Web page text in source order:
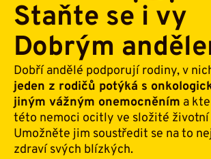
Staňte se i vy
Dobrým
Dobří andělé podporují rodiny, v
jeden z rodičů potýká s
jiným vážným onemocněním a
této nemoci ocitly ve složité
Umožněte jim soustředit se na to
zdraví svých blízkých.